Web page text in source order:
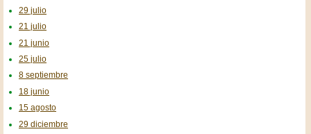
29 julio
21 julio
21 junio
25 julio
8 septiembre
18 junio
15 agosto
29 diciembre